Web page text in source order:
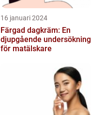
16 januari 2024
Färgad dagkräm: En
djupgående undersökning
för matälskare